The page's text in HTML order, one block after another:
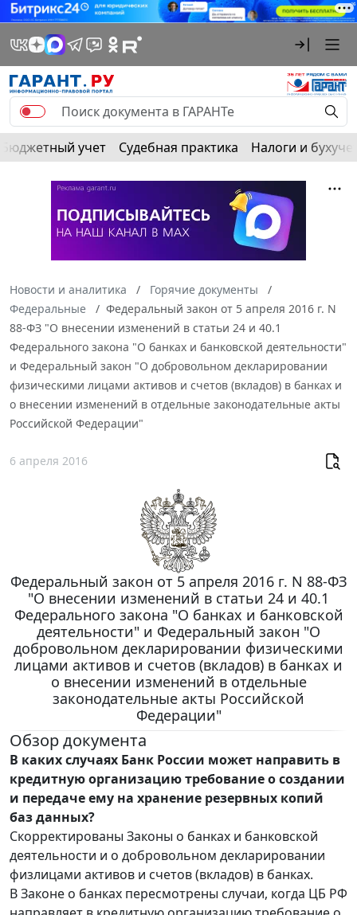
Бюджетный учет Судебная практика Налоги и
Новости и аналитика
Горячие документы
Федеральные
Федеральный закон от 5 апреля 2016 г. N
88-ФЗ "О внесении изменений в статьи 24 и 40.1
Федерального закона "О банках и банковской деятельности"
и Федеральный закон "О добровольном декларировании
физическими лицами активов и счетов (вкладов) в банках и
о внесении изменений в отдельные законодательные акты
Российской Федерации"
6 апреля 2016
Федеральный закон от 5 апреля 2016 г. N 88-ФЗ
"О внесении изменений в статьи 24 и 40.1
Федерального закона "О банках и банковской
деятельности" и Федеральный закон "О
добровольном декларировании физическими
лицами активов и счетов (вкладов) в банках и
о внесении изменений в отдельные
законодательные акты Российской
Федерации"
Обзор документа
В каких случаях Банк России может направить в
кредитную организацию требование о создании
и передаче ему на хранение резервных копий
баз данных?
Скорректированы Законы о банках и банковской
деятельности и о добровольном декларировании
физлицами активов и счетов (вкладов) в банках.
В Законе о банках пересмотрены случаи, когда ЦБ РФ